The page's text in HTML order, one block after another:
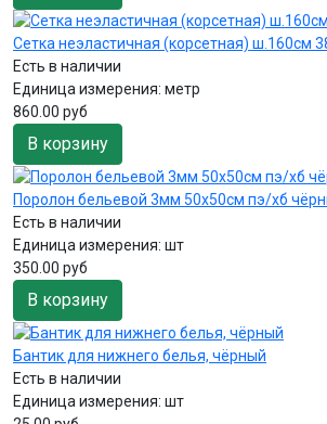
Сетка неэластичная (корсетная) ш.160см
Есть в наличии
Единица измерения: метр
860.00 руб
В корзину
Поролон бельевой 3мм 50х50см пэ/хб
Есть в наличии
Единица измерения: шт
350.00 руб
В корзину
Бантик для нижнего белья, чёрный
Есть в наличии
Единица измерения: шт